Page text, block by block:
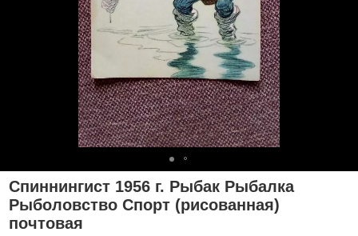
Спиннингист 1956 г. Рыбак Рыбалка
Рыболовство Спорт (рисованная)
почтовая